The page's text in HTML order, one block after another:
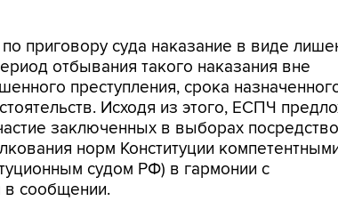
приговору суда наказание в виде
отбывания такого наказания вне
преступления, срока
Исходя из этого, ЕСПЧ
заключенных в выборах
норм Конституции
судом РФ) в гармонии с
в сообщении.